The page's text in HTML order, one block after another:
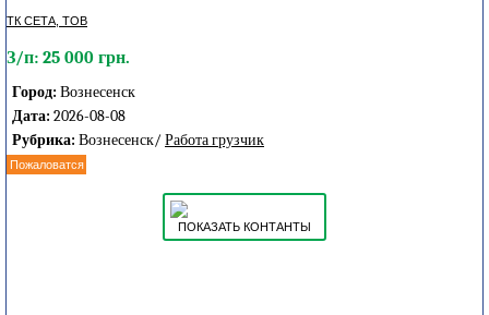
ТК СЕТА, ТОВ
З/п: 25 000 грн.
Город: Вознесенск
Дата: 2026-08-08
Рубрика: Вознесенск/ Работа грузчик
Пожаловатся
ПОКАЗАТЬ КОНТАНТЫ